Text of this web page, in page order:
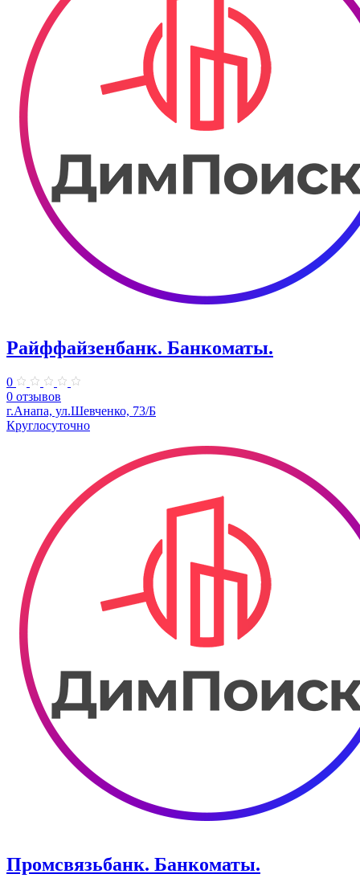
Райффайзенбанк. Банкоматы.
0
0 отзывов
г.Анапа, ул.​Шевченко, 73/Б
Круглосуточно
Промсвязьбанк. Банкоматы.